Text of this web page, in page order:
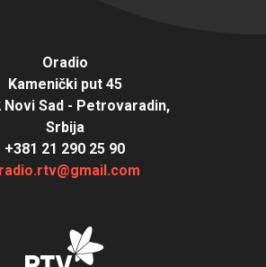
Oradio
Kamenički put 45
Novi Sad - Petrovaradin,
Srbija
+381 21 290 25 90